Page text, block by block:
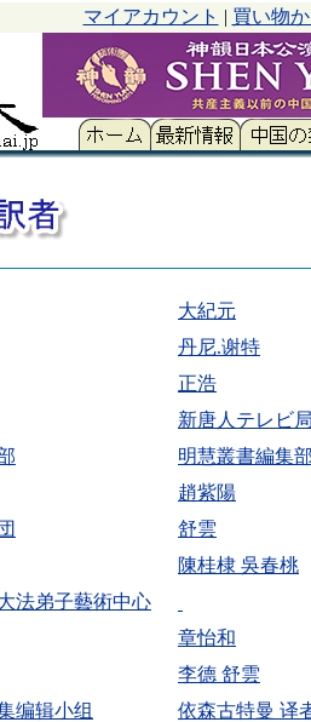
マイアカウント | 買い物
大紀元
丹尼.谢特
正浩
新唐人テレビ
明慧叢書編集
趙紫陽
舒雲
陳桂棣 吳春桃
法弟子藝術中心
章怡和
李德 舒雲
编辑小组
依森古特曼 译